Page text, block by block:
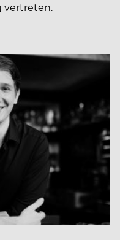
vertreten.